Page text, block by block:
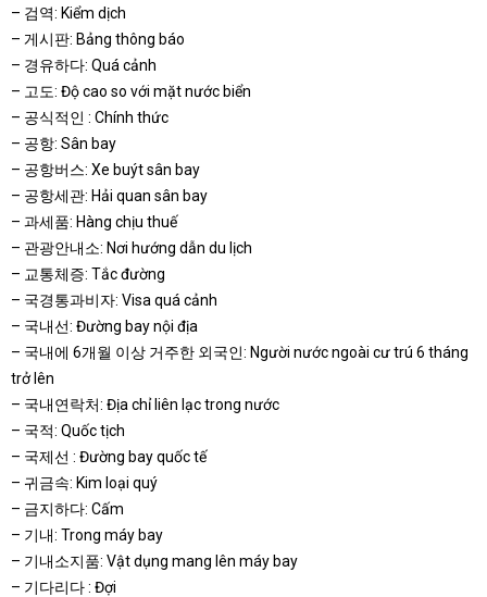
– 검역: Kiểm dịch
– 게시판: Bảng thông báo
– 경유하다: Quá cảnh
– 고도: Độ cao so với mặt nước biển
– 공식적인 : Chính thức
– 공항: Sân bay
– 공항버스: Xe buýt sân bay
– 공항세관: Hải quan sân bay
– 과세품: Hàng chịu thuế
– 관광안내소: Nơi hướng dẫn du lịch
– 교통체증: Tắc đường
– 국경통과비자: Visa quá cảnh
– 국내선: Đường bay nội địa
– 국내에 6개월 이상 거주한 외국인: Người nước ngoài cư trú 6 tháng
trở lên
– 국내연락처: Địa chỉ liên lạc trong nước
– 국적: Quốc tịch
– 국제선 : Đường bay quốc tế
– 귀금속: Kim loại quý
– 금지하다: Cấm
– 기내: Trong máy bay
– 기내소지품: Vật dụng mang lên máy bay
– 기다리다 : Đợi